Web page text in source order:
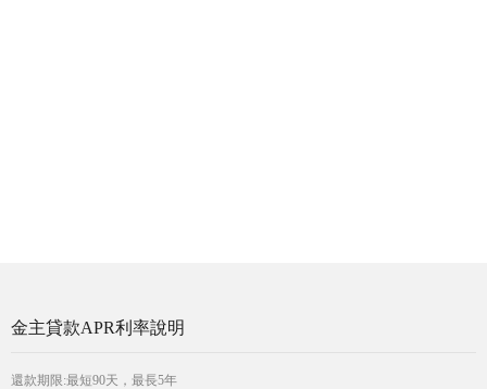
金主貸款APR利率說明
還款期限:最短90天，最長5年